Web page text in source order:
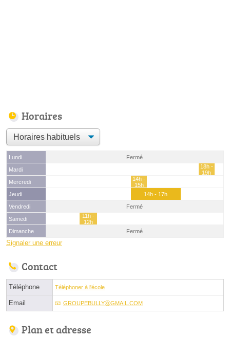
Horaires
Lundi
Fermé
Mardi
18h -
19h
Mercredi
14h -
15h
Jeudi
14h - 17h
Vendredi
Fermé
Samedi
11h -
12h
Dimanche
Fermé
Signaler une erreur
Contact
Téléphone Téléphoner à l'école
Email GROUPEBULLYⓐGMAIL.COM
Plan et adresse